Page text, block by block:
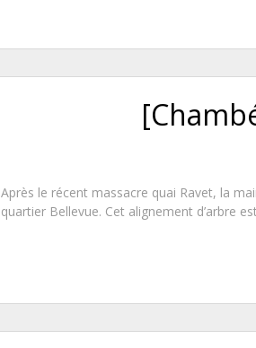
Après le récent massacre quai Ravet, la
quartier Bellevue. Cet alignement d’arbre